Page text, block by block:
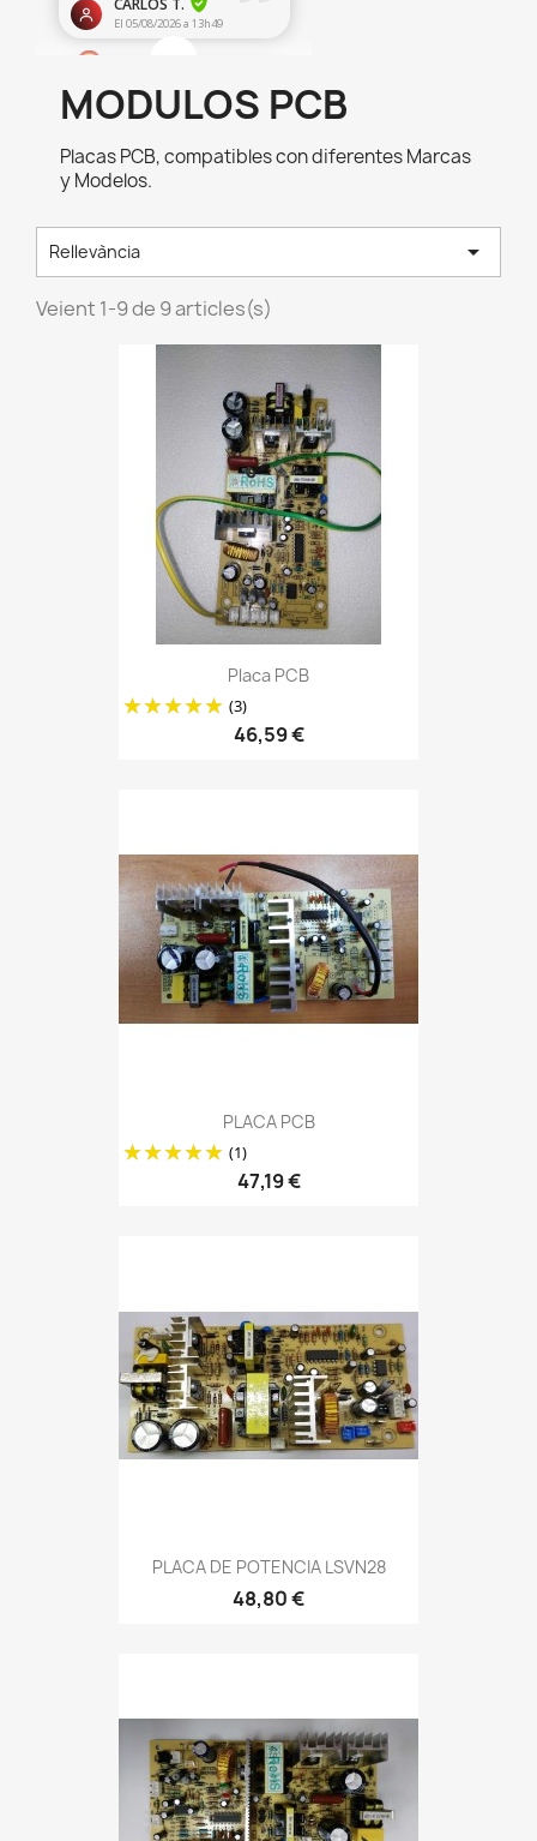
MODULOS PCB
Placas PCB, compatibles con diferentes Marcas
y Modelos.
Rellevància 
Veient 1-9 de 9 articles(s)
Placa PCB
(3)
46,59 €
PLACA PCB
(1)
47,19 €
PLACA DE POTENCIA LSVN28
48,80 €